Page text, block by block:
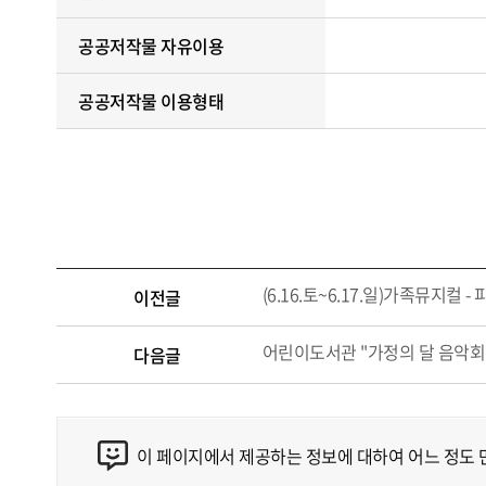
공공저작물 자유이용
공공저작물 이용형태
이전글 (6.16.토~6.17.일)가족뮤지컬 -
다음글 어린이도서관 "가정의 달 음악
이 페이지에서 제공하는 정보에 대하여 어느 정도